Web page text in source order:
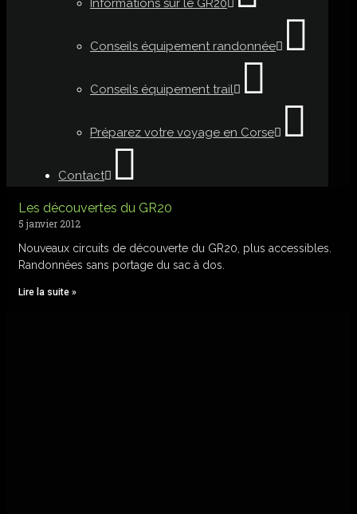
Informations sur le GR20
Conseils équipement randonnée
Conseils équipement trail
Préparez votre voyage en Corse
Contact
Les découvertes du GR20
5 janvier 2012
Nouveaux circuits de découverte du GR20, plus accessibles.
Randonnées sans portage du sac à dos.
Lire la suite »